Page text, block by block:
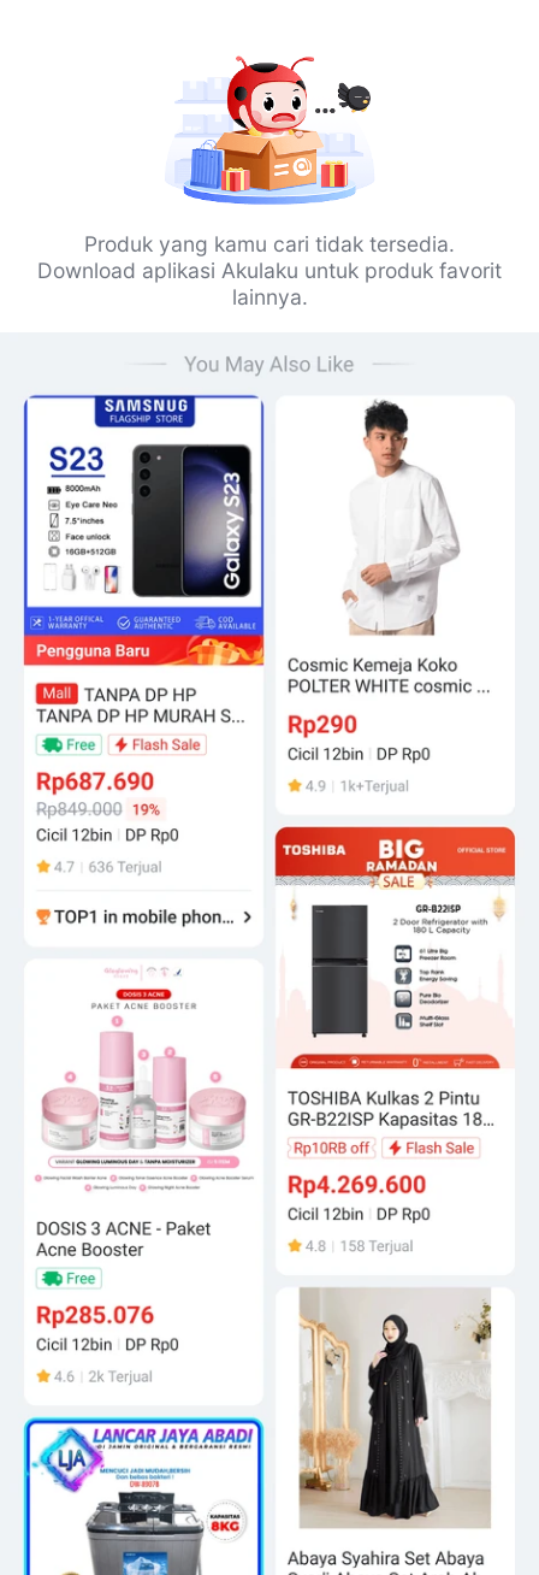
Produk yang kamu cari tidak tersedia.
Download aplikasi Akulaku untuk produk favorit
lainnya.